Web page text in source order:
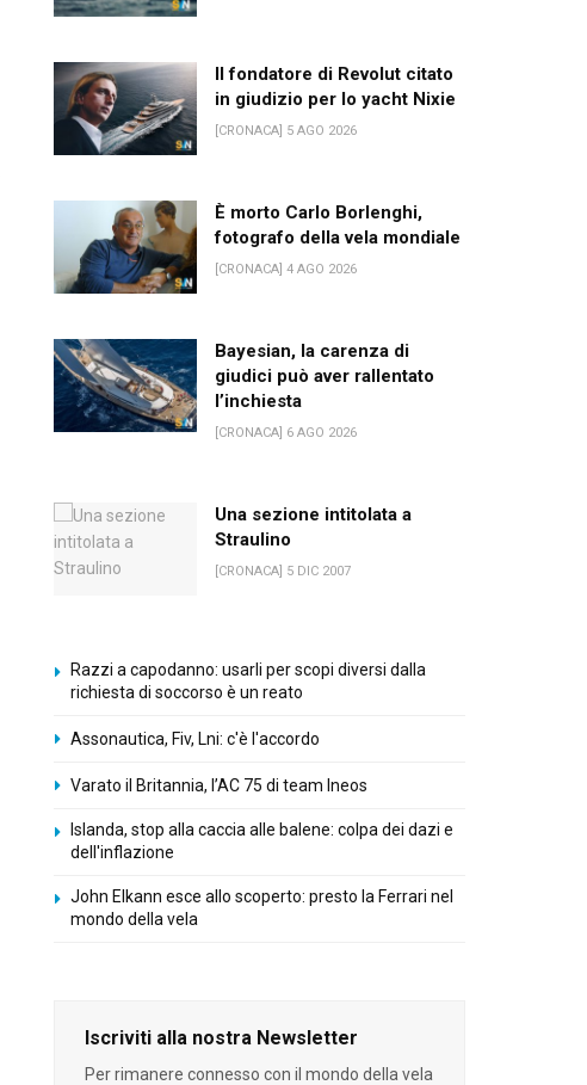
Il fondatore di Revolut citato
in giudizio per lo yacht Nixie
[CRONACA] 5 AGO 2026
È morto Carlo Borlenghi,
fotografo della vela mondiale
[CRONACA] 4 AGO 2026
Bayesian, la carenza di
giudici può aver rallentato
l’inchiesta
[CRONACA] 6 AGO 2026
Una sezione intitolata a
Straulino
[CRONACA] 5 DIC 2007
Razzi a capodanno: usarli per scopi diversi dalla
richiesta di soccorso è un reato
Assonautica, Fiv, Lni: c'è l'accordo
Varato il Britannia, l’AC 75 di team Ineos
Islanda, stop alla caccia alle balene: colpa dei dazi e
dell'inflazione
John Elkann esce allo scoperto: presto la Ferrari nel
mondo della vela
Iscriviti alla nostra Newsletter
Per rimanere connesso con il mondo della vela